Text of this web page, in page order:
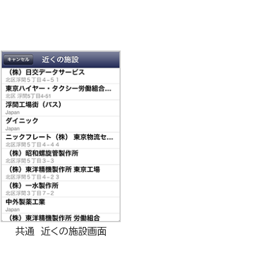
共通 近くの施設画面